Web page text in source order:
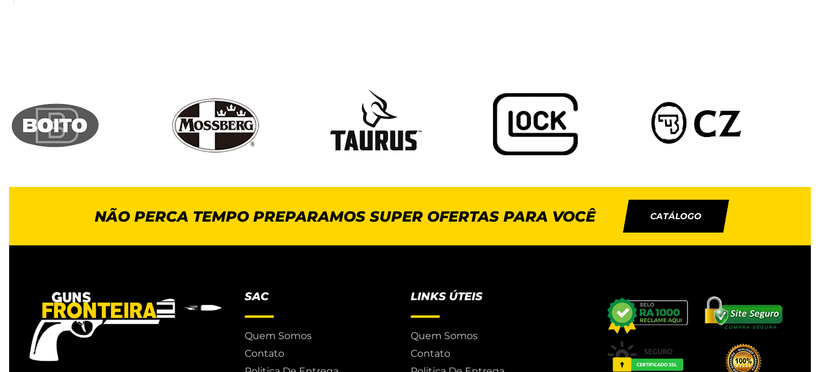
NÃO PERCA TEMPO PREPARAMOS SUPER OFERTAS PARA VOCÊ CATÁLOGO
SAC
Quem Somos
Contato
LINKS ÚTEIS
Quem Somos
Contato